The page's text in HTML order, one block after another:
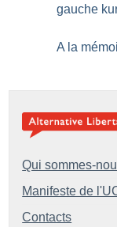
gauche
A la
Qui sommes-
Manifeste de
Contacts